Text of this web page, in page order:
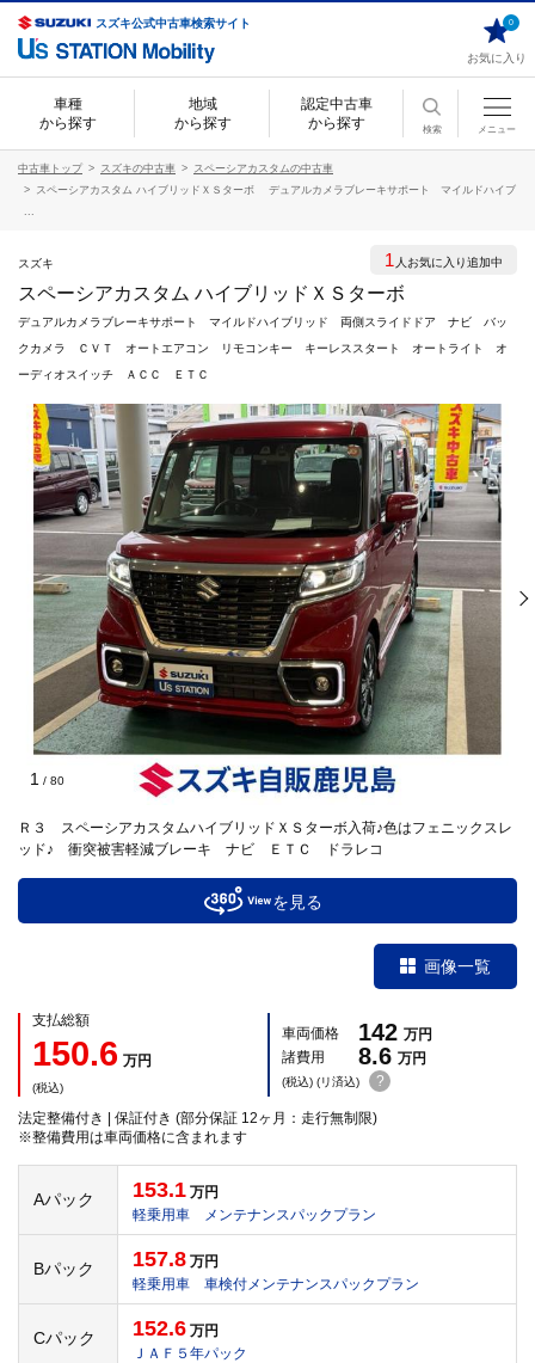
スズキ公式中古車検索サイト
お気に入り
0
車種
から探す
地域
から探す
認定中古車
から探す
検索 メニュー
中古車トップ スズキの中古車
スペーシアカスタムの中古車
スペーシアカスタム ハイブリッドＸＳターボ デュアルカメラブレーキサポート マイルドハイブ
...
スズキ
スペーシアカスタム ハイブリッドＸＳターボ
デュアルカメラブレーキサポート マイルドハイブリッド 両側スライドドア ナビ バッ
クカメラ ＣＶＴ オートエアコン リモコンキー キーレススタート オートライト オ
ーディオスイッチ ＡＣＣ ＥＴＣ
Ｒ３ スペーシアカスタムハイブリッドＸＳターボ入荷♪色はフェニックスレ
ッド♪ 衝突被害軽減ブレーキ ナビ ＥＴＣ ドラレコ
1 / 80
を見る
画像一覧
支払総額
150.6 万円
(税込)
車両価格 142 万円
諸費用
8.6 万円
(税込) (リ済込) ?
法定整備付き | 保証付き (部分保証 12ヶ月：走行無制限)
※整備費用は車両価格に含まれます
Aパック 153.1 万円
軽乗用車 メンテナンスパックプラン
Bパック 157.8 万円
軽乗用車 車検付メンテナンスパックプラン
Cパック 152.6 万円
ＪＡＦ５年パック
1 人お気に入り追加中